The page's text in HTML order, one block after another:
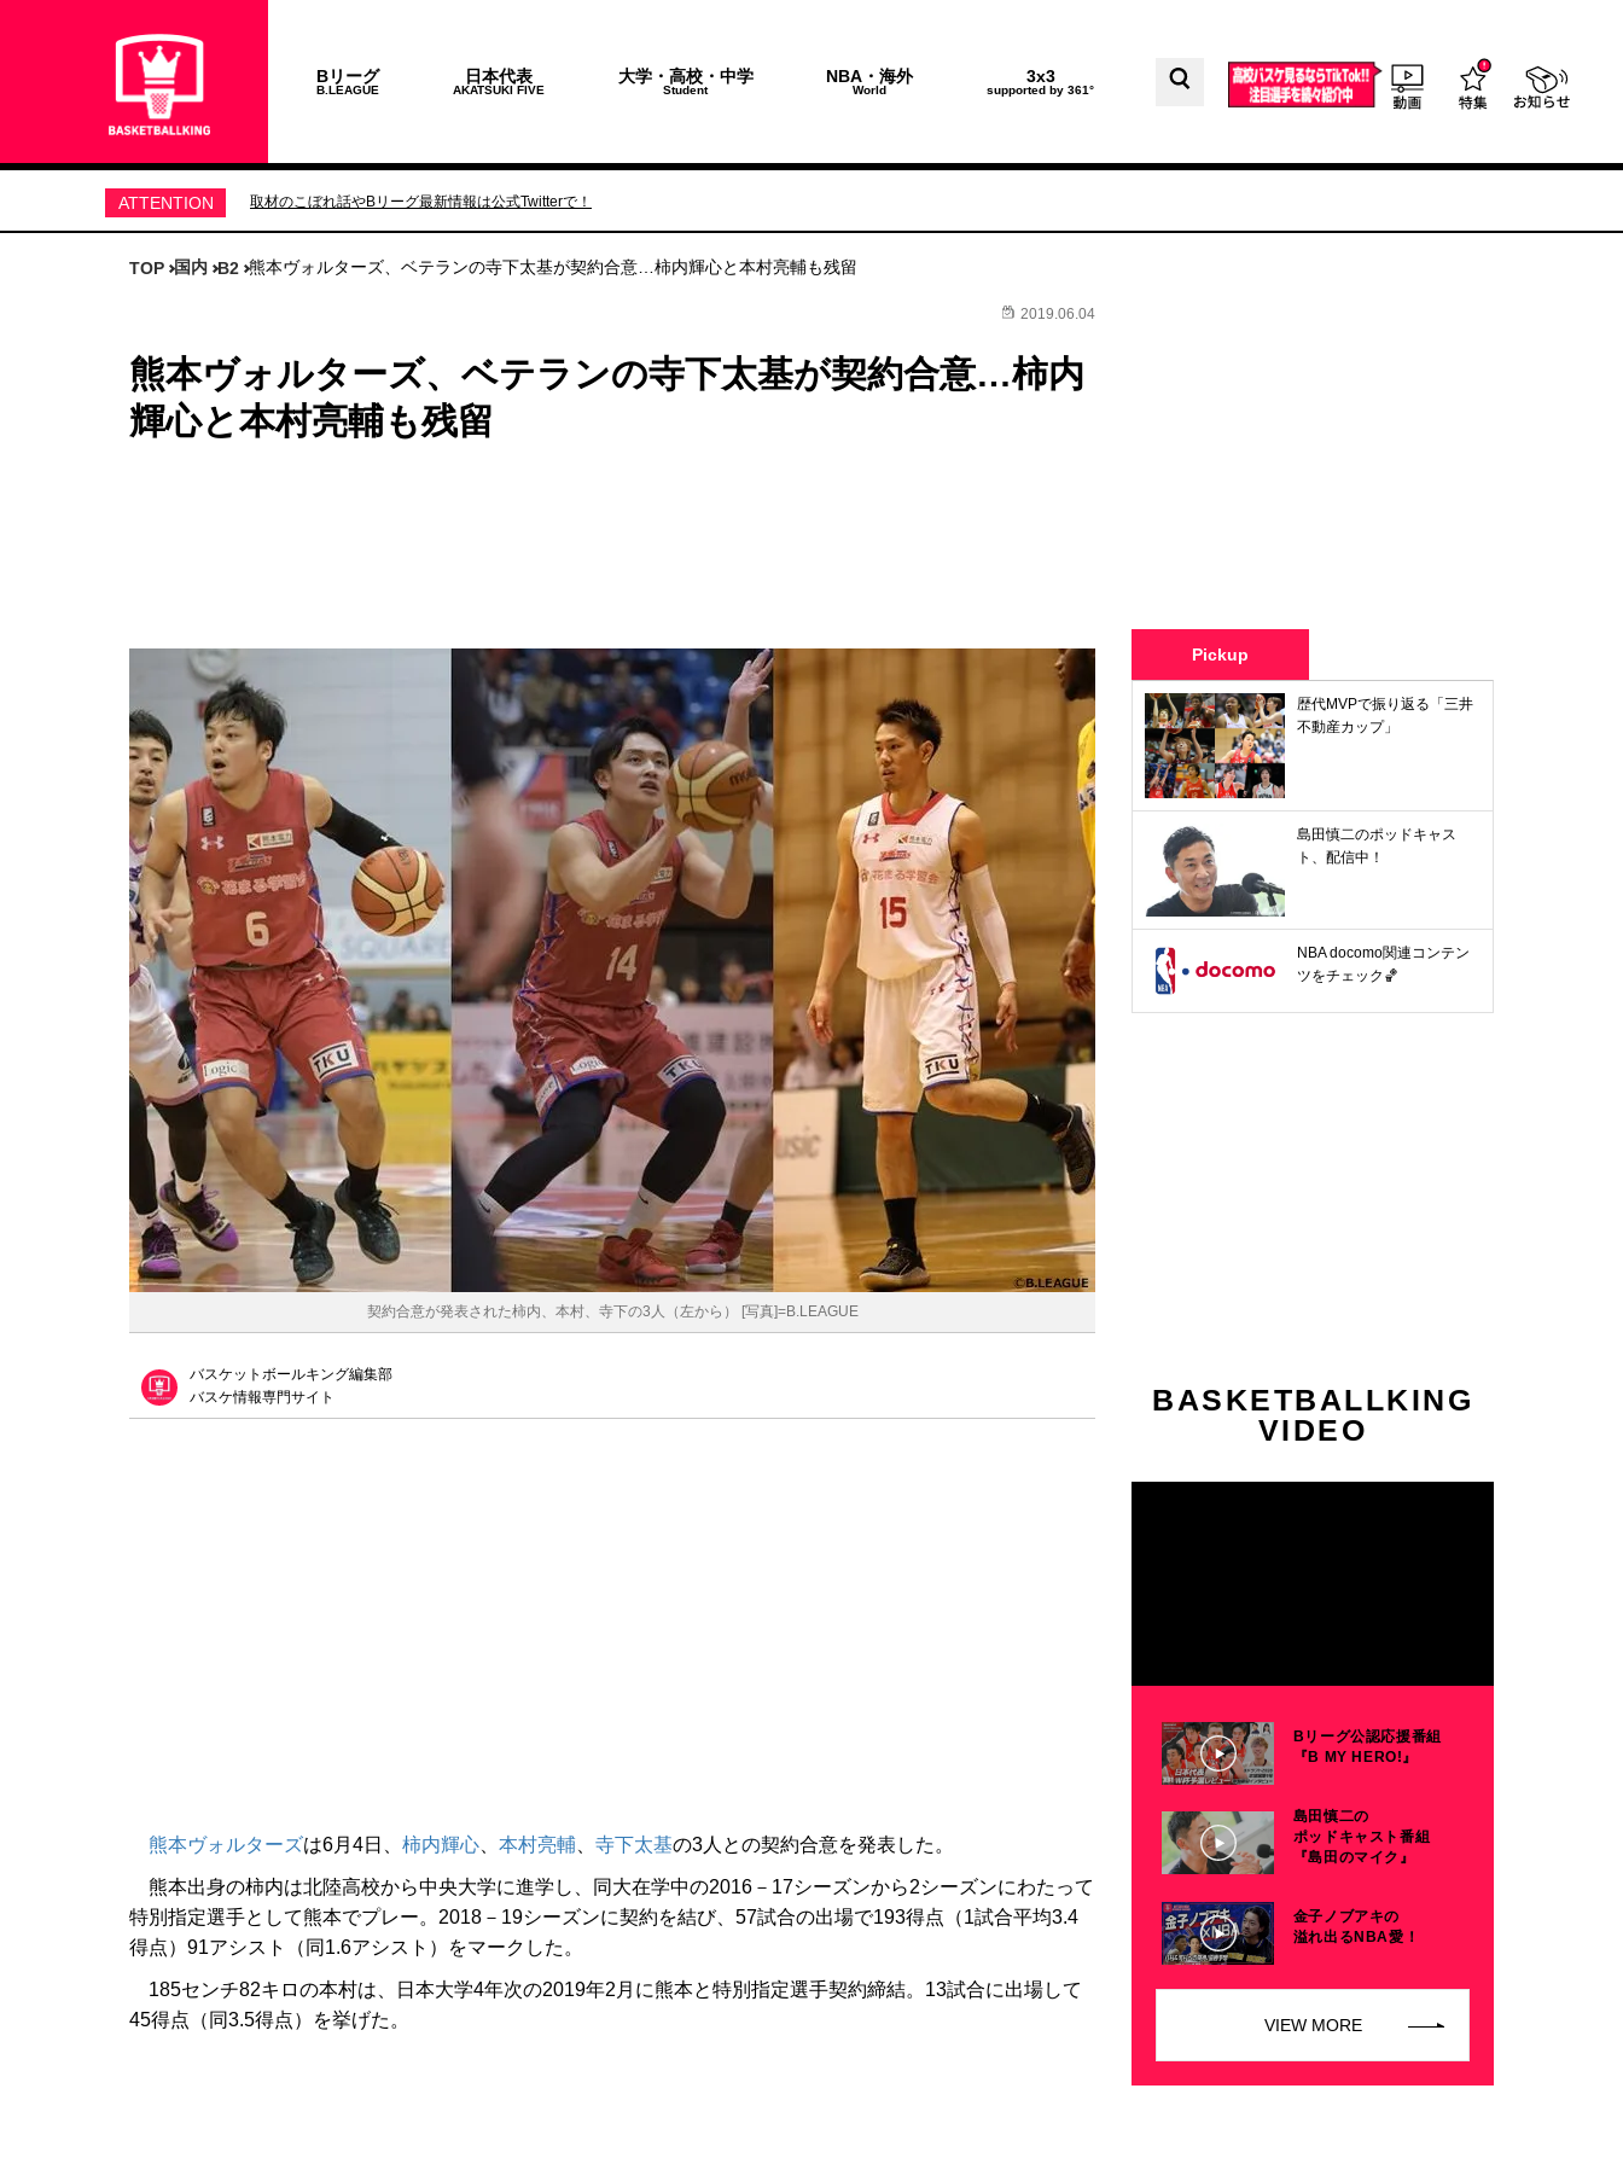
Bリーグ
B.LEAGUE
日本代表
AKATSUKI FIVE
大学・高校・中学
Student
NBA・海外
World
3x3
supported by 361°
ATTENTION 取材のこぼれ話やBリーグ最新情報は公式Twitterで！
TOP 国内 B2 熊本ヴォルターズ、ベテランの寺下太基が契約合意…柿内輝心と本村亮輔も残留
2019.06.04
熊本ヴォルターズ、ベテランの寺下太基が契約合意…柿内
輝心と本村亮輔も残留
契約合意が発表された柿内、本村、寺下の3人（左から） [写真]=B.LEAGUE
バスケットボールキング編集部
バスケ情報専門サイト
熊本ヴォルターズは6月4日、 柿内輝心 本村亮輔 寺下太基の3人との契約合意を発表した。
熊本出身の柿内は北陸高校から中央大学に進学し、同大在学中の2016－17シーズンから2シーズンにわたって
特別指定選手として熊本でプレー。2018－19シーズンに契約を結び、57試合の出場で193得点（1試合平均3.4
得点）91アシスト（同1.6アシスト）をマークした。
185センチ82キロの本村は、日本大学4年次の2019年2月に熊本と特別指定選手契約締結。13試合に出場して
45得点（同3.5得点）を挙げた。
Pickup
歴代MVPで振り返る「三井
不動産カップ」
島田慎二のポッドキャス
ト、配信中！
NBA docomo関連コンテン
ツをチェック🏀
BASKETBALLKING
VIDEO
Bリーグ公認応援番組
『B MY HERO!』
島田慎二の
ポッドキャスト番組
『島田のマイク』
金子ノブアキの
溢れ出るNBA愛！
VIEW MORE